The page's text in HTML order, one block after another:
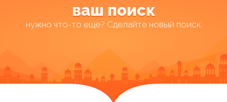
ваш поиск
нужно что-то еще? Сделайте новый поиск